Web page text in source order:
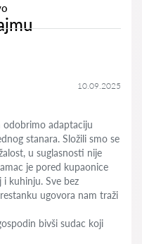
10.09.2025
odobrimo adaptaciju
stanara. Složili smo se
u suglasnosti nije
je pored kupaonice
kuhinju. Sve bez
ugovora nam traži
bivši sudac koji